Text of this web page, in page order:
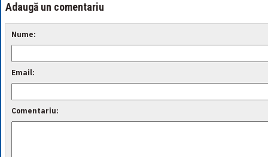
Adaugă un comentariu
Nume:
Email:
Comentariu: